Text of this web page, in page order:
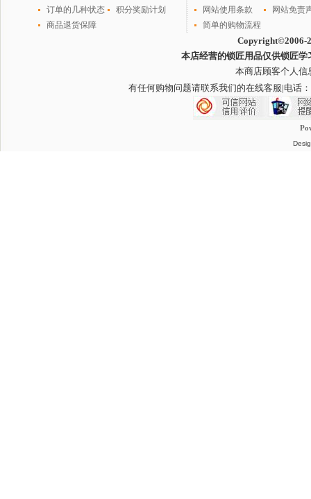
订单的几种状态
积分奖励计划
商品退货保障
网站使用条款
网站免责
简单的购物流程
Copyright©2006-
本店经营的锁匠用品仅供锁匠
本商店顾客个人信
有任何购物问题请联系我们的在线客服|电话：